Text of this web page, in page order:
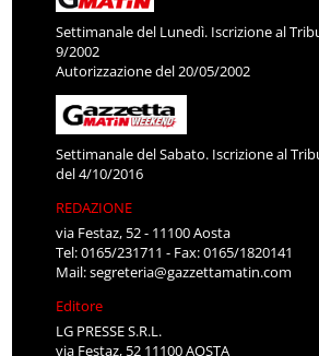
Settimanale del Lunedì. Iscrizione al
9/2002
Autorizzazione del 20/05/2002
Settimanale del Sabato. Iscrizione al
del 4/10/2016
REDAZIONE
via Festaz, 52 - 11100 Aosta
Tel: 0165/231711 - Fax: 0165/1820141
Mail:segreteria@gazzettamatin.com
Editore
LG PRESSE S.R.L.
via Festaz, 52 11100 AOSTA